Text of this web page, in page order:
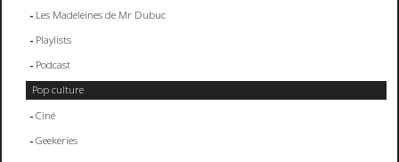
Les Madeleines de Mr Dubuc
Playlists
Podcast
Pop culture
Ciné
Geekeries